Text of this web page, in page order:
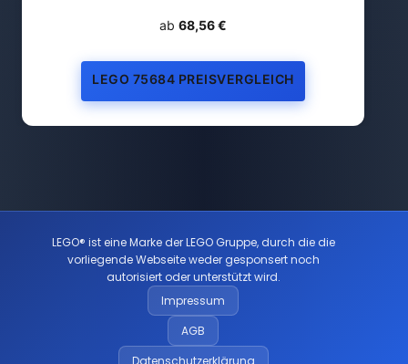
ab 68,56 €
LEGO 75684 PREISVERGLEICH
LEGO® ist eine Marke der LEGO Gruppe, durch die die
vorliegende Webseite weder gesponsert noch
autorisiert oder unterstützt wird.
Impressum
AGB
Datenschutzerklärung